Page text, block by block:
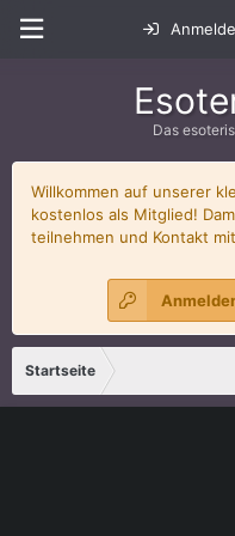
Das
Willkommen auf unserer
kostenlos als Mitglied!
teilnehmen und Kontakt
Startseite